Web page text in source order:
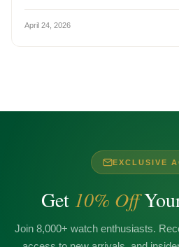
April 24, 2026
EXCLUSIVE
Get 10% Off
Join 8,000+ watch enthusiasts.